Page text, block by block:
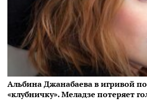
Альбина Джанабаева в игривой
«клубничку». Меладзе потеряет